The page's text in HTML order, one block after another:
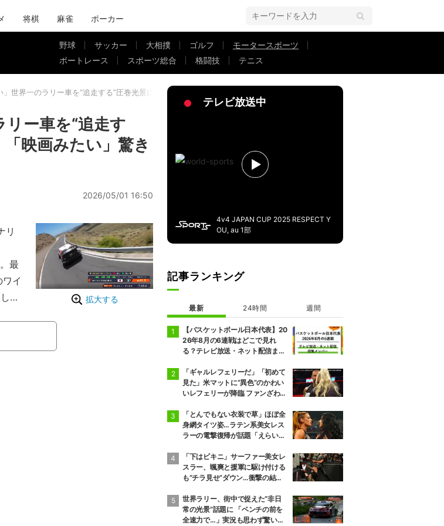
将棋 麻雀 ポーカー
野球 サッカー 大相撲 ゴルフ
モータースポーツ
ボートレース
スポーツ総合 格闘技 テニス
」世界一のラリー車を“追走する”圧巻光景に「ドローンすげぇ」「映画みたい」驚きの声
リー車を“追走す
映画みたい」驚き
2026/05/01 16:50
拡大する
リ
最
イ
続
勝
テレビ放送中
4v4 JAPAN CUP 2025 RESPECT Y
OU, au 1部
記事ランキング
最新 24時間 週間
【バスケットボール日本代表】20
26年8月の6連戦はどこで見れ
る？テレビ放送・ネット配信まと
「ギャルレフェリーだ」「初めて
見た」米マットに“異色”のかわい
いレフェリーが降臨 ファンざわめ
「とんでもない衣装で草」ほぼ全
身網タイツ姿…ラテン系美女レス
ラーの電撃復帰が話題「えらいセ
「下はビキニ」サーファー美女レ
スラー、颯爽と援軍に駆け付ける
も“チラ見せ”ダウン…衝撃の結末
世界ラリー、街中で捉えた“非日
常の光景”話題に 「ベンチの前を
全速力で…」実況も思わず驚いた